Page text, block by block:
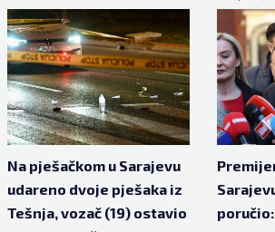
Na pješačkom u Sarajevu
udareno dvoje pješaka iz
Tešnja, vozač (19) ostavio